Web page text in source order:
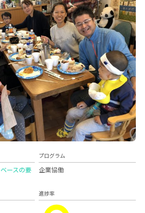
ースの要
プログラム
企業協働
進捗率